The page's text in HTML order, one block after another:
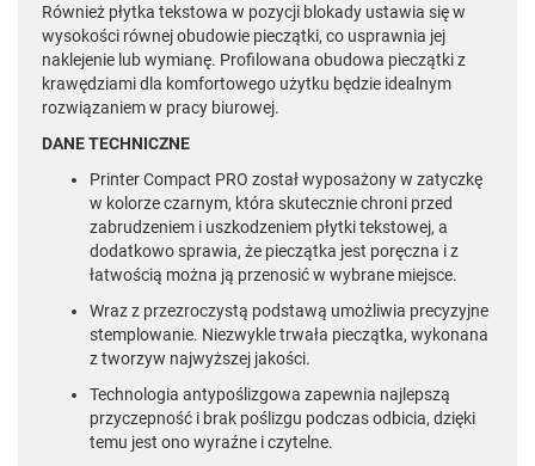
Również płytka tekstowa w pozycji blokady ustawia się w
wysokości równej obudowie pieczątki, co usprawnia jej
naklejenie lub wymianę. Profilowana obudowa pieczątki z
krawędziami dla komfortowego użytku będzie idealnym
rozwiązaniem w pracy biurowej.
DANE TECHNICZNE
Printer Compact PRO został wyposażony w zatyczkę
w kolorze czarnym, która skutecznie chroni przed
zabrudzeniem i uszkodzeniem płytki tekstowej, a
dodatkowo sprawia, że pieczątka jest poręczna i z
łatwością można ją przenosić w wybrane miejsce.
Wraz z przezroczystą podstawą umożliwia precyzyjne
stemplowanie. Niezwykle trwała pieczątka, wykonana
z tworzyw najwyższej jakości.
Technologia antypoślizgowa zapewnia najlepszą
przyczepność i brak poślizgu podczas odbicia, dzięki
temu jest ono wyraźne i czytelne.